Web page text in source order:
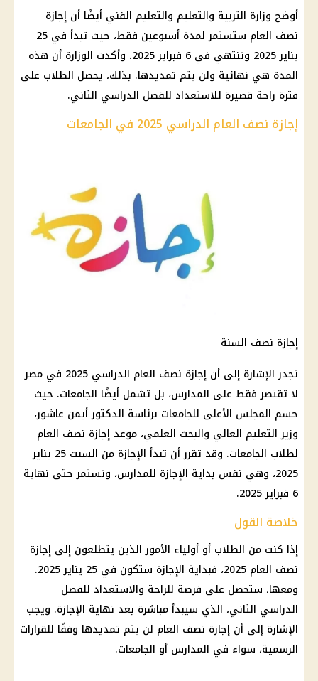
أوضح وزارة التربية والتعليم والتعليم الفني أيضًا أن إجازة
نصف العام ستستمر لمدة أسبوعين فقط، حيث تبدأ في 25
يناير 2025 وتنتهي في 6 فبراير 2025. وأكدت الوزارة أن هذه
المدة هي نهائية ولن يتم تمديدها. بذلك، يحصل الطلاب على
فترة راحة قصيرة للاستعداد للفصل الدراسي الثاني.
إجازة نصف العام الدراسي 2025 في الجامعات
إجازة نصف السنة
تجدر الإشارة إلى أن إجازة نصف العام الدراسي 2025 في مصر
لا تقتصر فقط على المدارس، بل تشمل أيضًا الجامعات. حيث
حسم المجلس الأعلى للجامعات برئاسة الدكتور أيمن عاشور،
وزير التعليم العالي والبحث العلمي، موعد إجازة نصف العام
لطلاب الجامعات. وقد تقرر أن تبدأ الإجازة من السبت 25 يناير
2025، وهي نفس بداية الإجازة للمدارس، وتستمر حتى نهاية
6 فبراير 2025.
خلاصة القول
إذا كنت من الطلاب أو أولياء الأمور الذين يتطلعون إلى إجازة
نصف العام 2025، فبداية الإجازة ستكون في 25 يناير 2025.
ومعها، ستحصل على فرصة للراحة والاستعداد للفصل
الدراسي الثاني، الذي سيبدأ مباشرة بعد نهاية الإجازة. ويجب
الإشارة إلى أن إجازة نصف العام لن يتم تمديدها وفقًا للقرارات
الرسمية، سواء في المدارس أو الجامعات.